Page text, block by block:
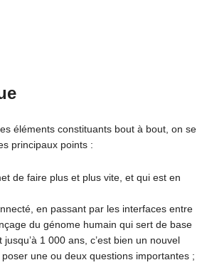
éléments constituants bout à bout, on se
principaux points :
de faire plus et plus vite, et qui est en
en passant par les interfaces entre
du génome humain qui sert de base
1 000 ans, c’est bien un nouvel
une ou deux questions importantes ;